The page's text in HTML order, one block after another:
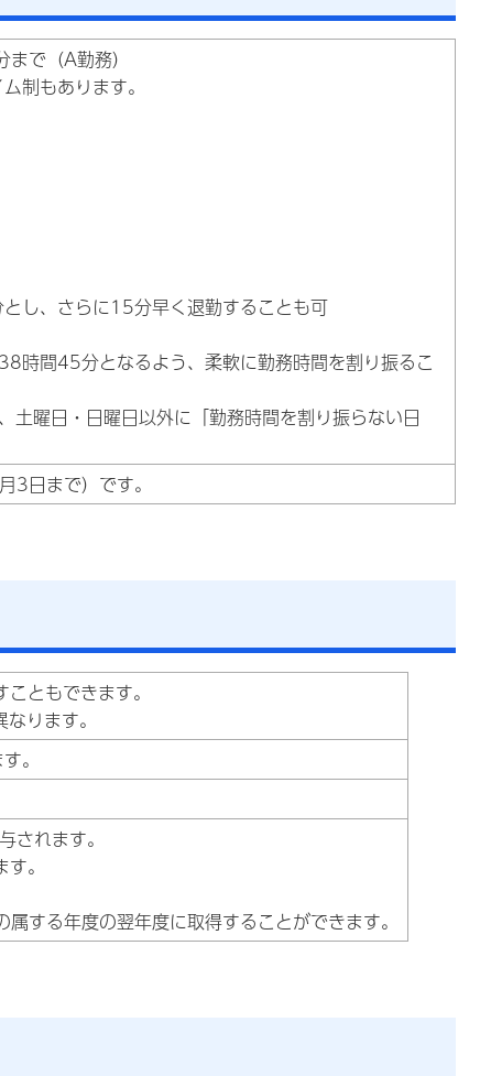
で（A勤務）
制もあります。
し、さらに15分早く退勤することも可
時間45分となるよう、柔軟に勤務時間を割り振るこ
曜日・日曜日以外に「勤務時間を割り振らない日
日まで）です。
ともできます。
ります。
。
れます。
。
する年度の翌年度に取得することができます。